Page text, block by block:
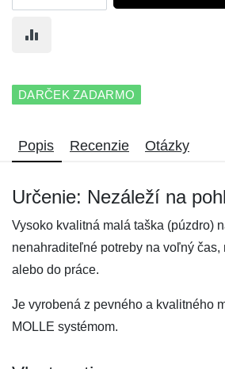
DARČEK ZADARMO
Popis Recenzie Otázky
Určenie: Nezáleží na
Vysoko kvalitná malá taška (púzdro)
nenahraditeľné potreby na voľný čas,
alebo do práce.
Je vyrobená z pevného a kvalitného
MOLLE systémom.